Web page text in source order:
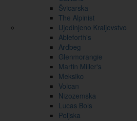
Švicarska
The Alpinist
Ujedinjeno Kraljevstvo
Ableforth's
Ardbeg
Glenmorangie
Martin Miller's
Meksiko
Volcan
Nizozemska
Lucas Bols
Poljska